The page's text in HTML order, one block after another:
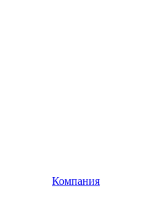
Компания